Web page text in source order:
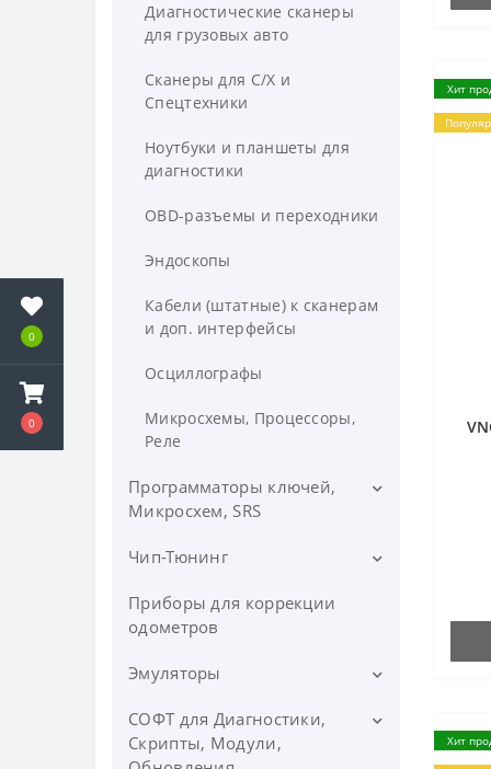
0
0
Диагностические сканеры
для грузовых авто
Сканеры для С/Х и
Спецтехники
Ноутбуки и планшеты для
диагностики
OBD-разъемы и переходники
Эндоскопы
Кабели (штатные) к сканерам
и доп. интерфейсы
Осциллографы
Микросхемы, Процессоры,
Реле
Программаторы ключей,
Микросхем, SRS
Программаторы ключей,
Программаторы AirBag, SRS
Программаторы микросхем,
Адаптеры, прищепки для
программаторов
Чип-Тюнинг
Приборы, Загрузчики,
Флешеры
Программы для Чип-Тюнинга
Панели, Адаптеры, Доп.
интерфейсы
Приборы для коррекции
одометров
Эмуляторы
Эмуляторы ADBlue SCR
Эмуляторы ИММО, Датчика
СОФТ для Диагностики,
Скрипты, Модули,
Хит
Хит